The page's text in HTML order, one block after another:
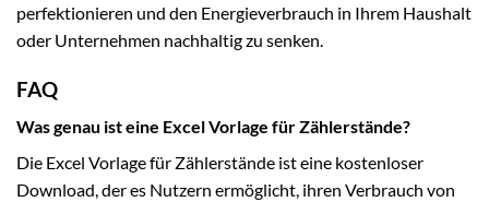
perfektionieren und den Energieverbrauch in Ihrem Haushalt
oder Unternehmen nachhaltig zu senken.
FAQ
Was genau ist eine Excel Vorlage für Zählerstände?
Die Excel Vorlage für Zählerstände ist eine kostenloser
Download, der es Nutzern ermöglicht, ihren Verbrauch von